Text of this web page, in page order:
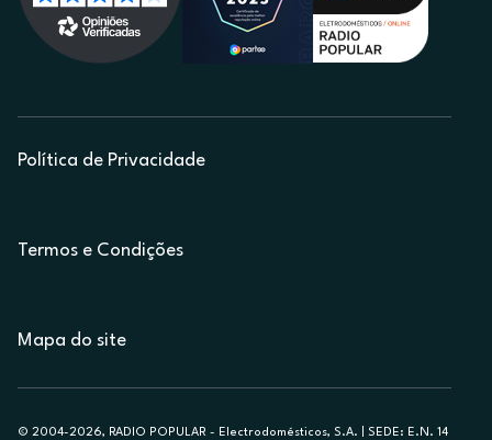
Política de Privacidade
Termos e Condições
Mapa do site
© 2004-2026, RADIO POPULAR - Electrodomésticos, S.A. | SEDE: E.N. 14